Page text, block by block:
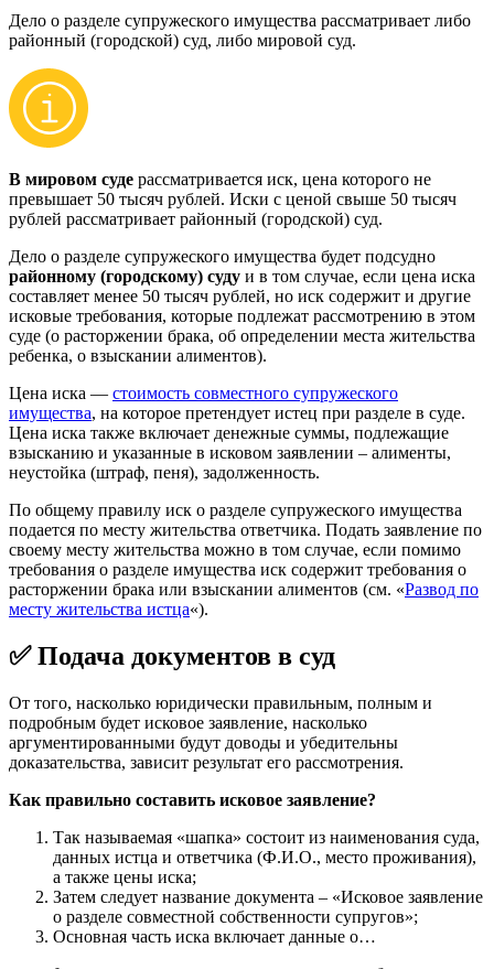
Дело о разделе супружеского имущества рассматривает либо
районный (городской) суд, либо мировой суд.
В мировом суде рассматривается иск, цена которого не
превышает 50 тысяч рублей. Иски с ценой свыше 50 тысяч
рублей рассматривает районный (городской) суд.
Дело о разделе супружеского имущества будет подсудно
районному (городскому) суду и в том случае, если цена иска
составляет менее 50 тысяч рублей, но иск содержит и другие
исковые требования, которые подлежат рассмотрению в этом
суде (о расторжении брака, об определении места жительства
ребенка, о взыскании алиментов).
Цена иска — стоимость совместного супружеского
имущества, на которое претендует истец при разделе в суде.
Цена иска также включает денежные суммы, подлежащие
взысканию и указанные в исковом заявлении – алименты,
неустойка (штраф, пеня), задолженность.
По общему правилу иск о разделе супружеского имущества
подается по месту жительства ответчика. Подать заявление по
своему месту жительства можно в том случае, если помимо
требования о разделе имущества иск содержит требования о
расторжении брака или взыскании алиментов (см. «Развод по
месту жительства истца«).
✅ Подача документов в суд
От того, насколько юридически правильным, полным и
подробным будет исковое заявление, насколько
аргументированными будут доводы и убедительны
доказательства, зависит результат его рассмотрения.
Как правильно составить исковое заявление?
Так называемая «шапка» состоит из наименования суда,
данных истца и ответчика (Ф.И.О., место проживания),
а также цены иска;
Затем следует название документа – «Исковое заявление
о разделе совместной собственности супругов»;
Основная часть иска включает данные о…